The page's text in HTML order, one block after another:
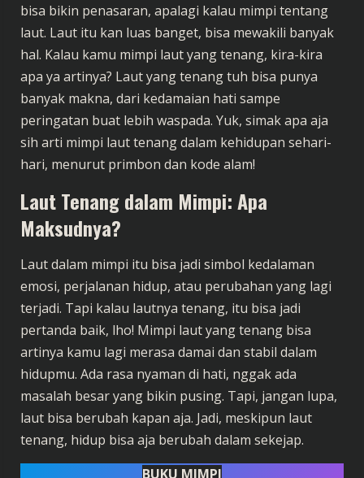
bisa bikin penasaran, apalagi kalau mimpi tentang
laut. Laut itu kan luas banget, bisa mewakili banyak
hal. Kalau kamu mimpi laut yang tenang, kira-kira
apa ya artinya? Laut yang tenang tuh bisa punya
banyak makna, dari kedamaian hati sampe
peringatan buat lebih waspada. Yuk, simak apa aja
sih arti mimpi laut tenang dalam kehidupan sehari-
hari, menurut primbon dan kode alam!
Laut Tenang dalam Mimpi: Apa
Maksudnya?
Laut dalam mimpi itu bisa jadi simbol kedalaman
emosi, perjalanan hidup, atau perubahan yang lagi
terjadi. Tapi kalau lautnya tenang, itu bisa jadi
pertanda baik, lho! Mimpi laut yang tenang bisa
artinya kamu lagi merasa damai dan stabil dalam
hidupmu. Ada rasa nyaman di hati, nggak ada
masalah besar yang bikin pusing. Tapi, jangan lupa,
laut bisa berubah kapan aja. Jadi, meskipun laut
tenang, hidup bisa aja berubah dalam sekejap.
BUKU MIMPI